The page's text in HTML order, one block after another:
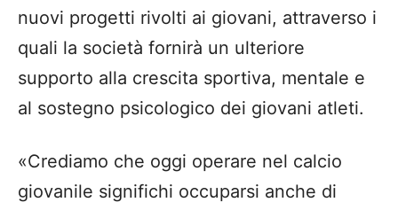
nuovi progetti rivolti ai giovani, attraverso i
quali la società fornirà un ulteriore
supporto alla crescita sportiva, mentale e
al sostegno psicologico dei giovani atleti.
«Crediamo che oggi operare nel calcio
giovanile significhi occuparsi anche di